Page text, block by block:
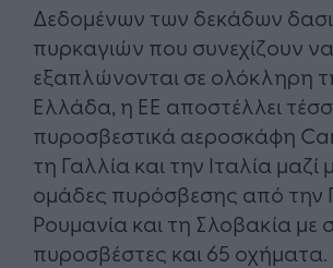
Δεδομένων των δεκάδων
πυρκαγιών που συνεχίζουν να
εξαπλώνονται σε ολόκληρη
Ελλάδα, η ΕΕ αποστέλλει
πυροσβεστικά αεροσκάφη
τη Γαλλία και την Ιταλία μαζί
ομάδες πυρόσβεσης από την
Ρουμανία και τη Σλοβακία με
πυροσβέστες και 65 οχήματα.